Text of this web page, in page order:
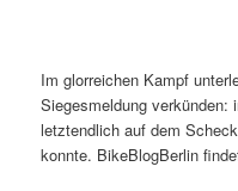
Im glorreichen Kampf
Siegesmeldung verkünden:
letztendlich auf dem
konnte. BikeBlogBerlin